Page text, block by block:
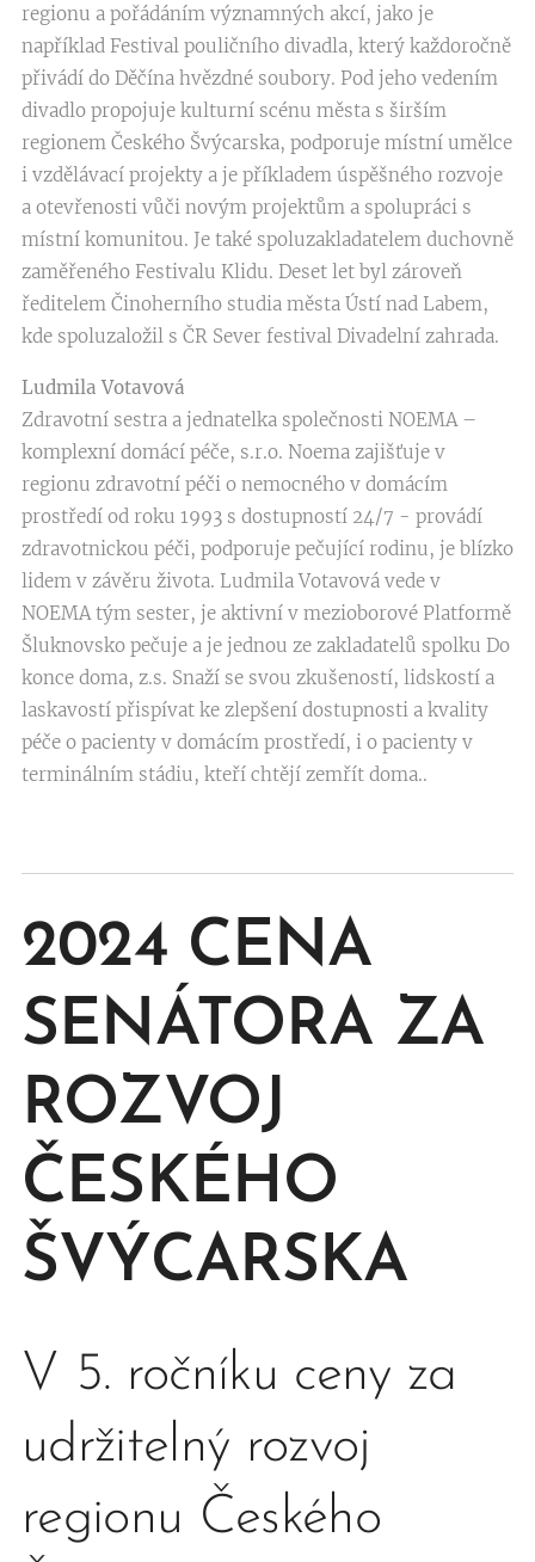
regionu a pořádáním významných akcí, jako je
například Festival pouličního divadla, který každoročně
přivádí do Děčína hvězdné soubory. Pod jeho vedením
divadlo propojuje kulturní scénu města s širším
regionem Českého Švýcarska, podporuje místní umělce
i vzdělávací projekty a je příkladem úspěšného rozvoje
a otevřenosti vůči novým projektům a spolupráci s
místní komunitou. Je také spoluzakladatelem duchovně
zaměřeného Festivalu Klidu. Deset let byl zároveň
ředitelem Činoherního studia města Ústí nad Labem,
kde spoluzaložil s ČR Sever festival Divadelní zahrada.
Ludmila Votavová
Zdravotní sestra a jednatelka společnosti NOEMA –
komplexní domácí péče, s.r.o. Noema zajišťuje v
regionu zdravotní péči o nemocného v domácím
prostředí od roku 1993 s dostupností 24/7 - provádí
zdravotnickou péči, podporuje pečující rodinu, je blízko
lidem v závěru života. Ludmila Votavová vede v
NOEMA tým sester, je aktivní v mezioborové Platformě
Šluknovsko pečuje a je jednou ze zakladatelů spolku Do
konce doma, z.s. Snaží se svou zkušeností, lidskostí a
laskavostí přispívat ke zlepšení dostupnosti a kvality
péče o pacienty v domácím prostředí, i o pacienty v
terminálním stádiu, kteří chtějí zemřít doma..
2024 CENA
SENÁTORA ZA
ROZVOJ
ČESKÉHO
ŠVÝCARSKA
V 5. ročníku ceny za
udržitelný rozvoj
regionu Českého